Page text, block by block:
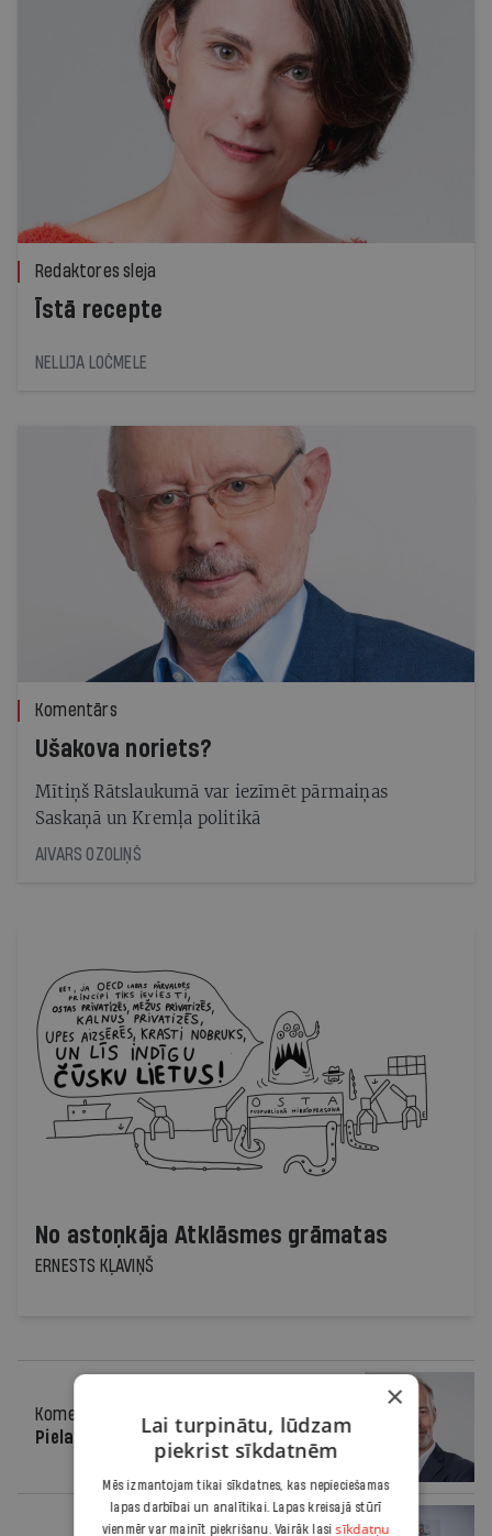
Redaktores sleja
Īstā recepte
NELLIJA LOČMELE
Komentārs
Ušakova noriets?
Mītiņš Rātslaukumā var iezīmēt pārmaiņas
Saskaņā un Kremļa politikā
AIVARS OZOLIŅŠ
No astoņkāja Atklāsmes grāmatas
ERNESTS KĻAVIŅŠ
Komentārs
13.02.2019.
Pielavās lielvara
×
Lai turpinātu, lūdzam
piekrist sīkdatnēm
Mēs izmantojam tikai sīkdatnes, kas nepieciešamas
lapas darbībai un analītikai. Lapas kreisajā stūrī
vienmēr var mainīt piekrišanu. Vairāk lasisīkdatņu